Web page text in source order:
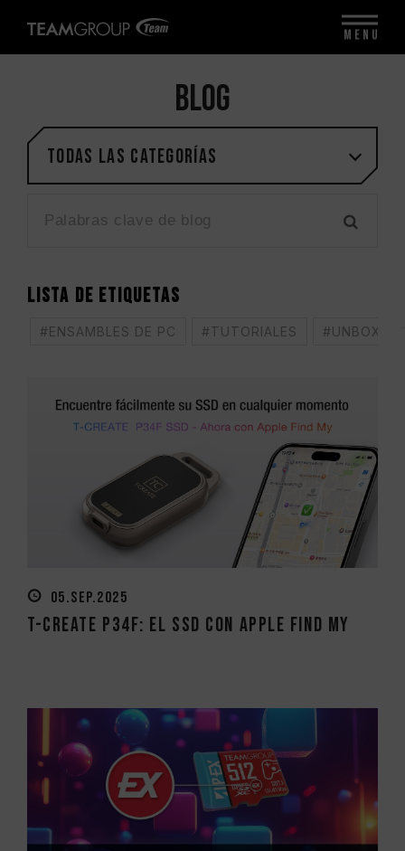
BLOG
Todas las categorías
05.SEP.2025
T-CREATE P34F: El SSD con Apple Find My
LISTA DE ETIQUETAS
#ENSAMBLES DE PC #TUTORIALES
MENU